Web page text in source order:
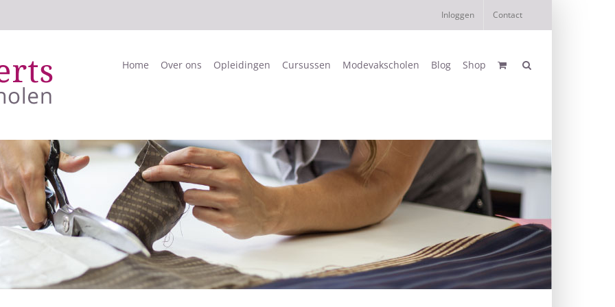
Inloggen Contact
Home Over ons Opleidingen Cursussen Modevakscholen Blog Shop